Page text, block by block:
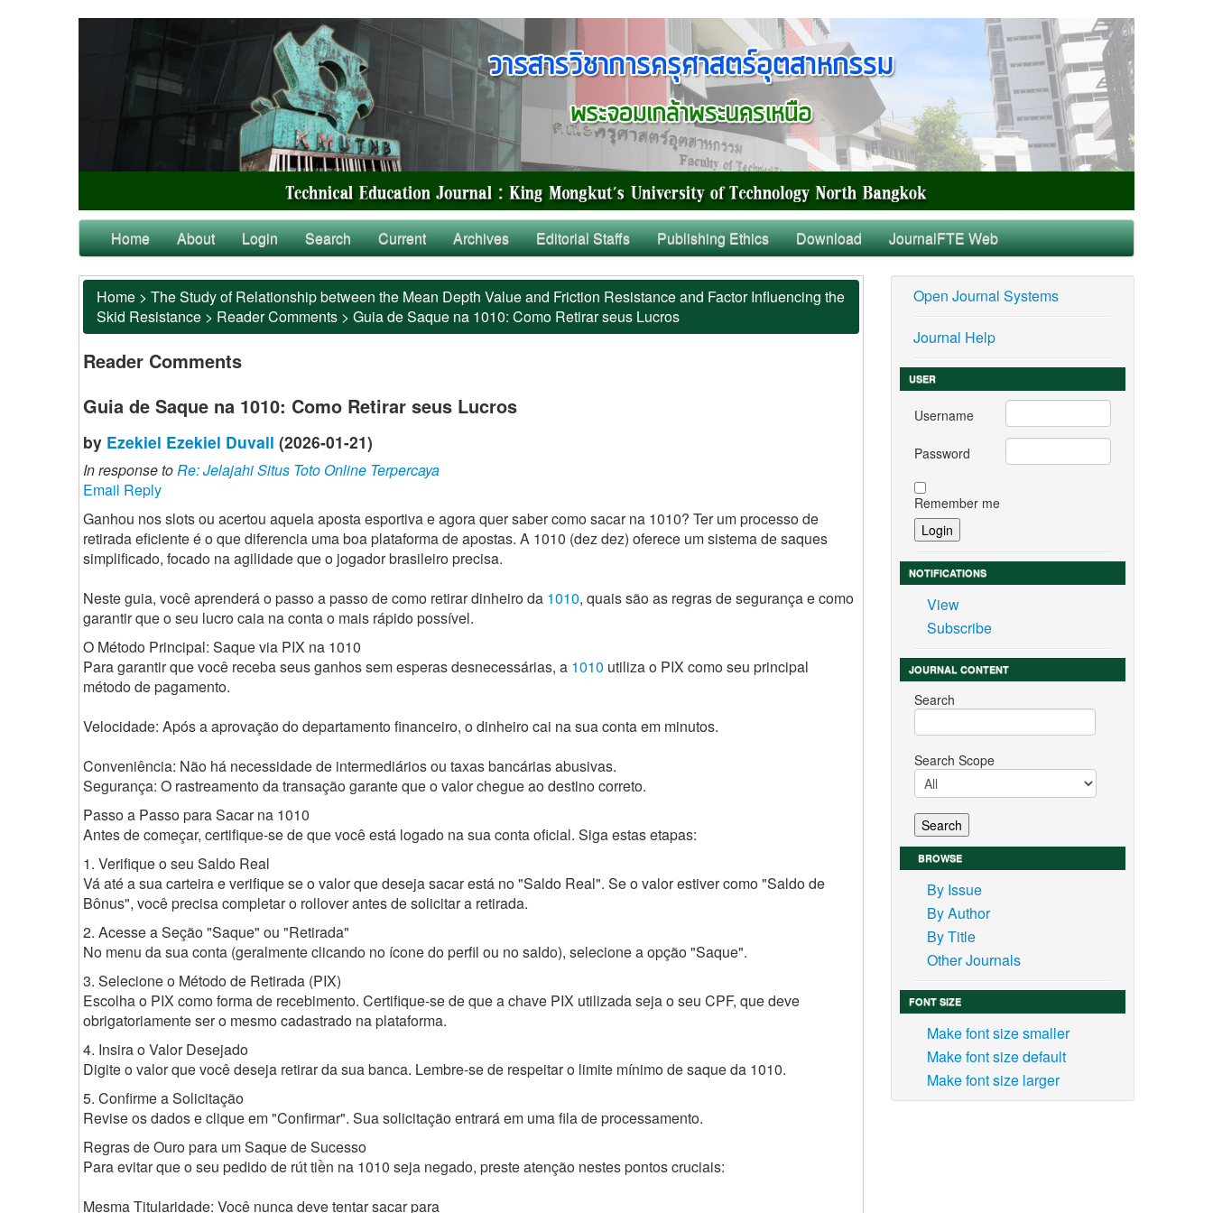
Home About Login Search Current Archives Editorial Staffs Publishing Ethics Download JournalFTE Web
Home > The Study of Relationship between the Mean Depth Value and Friction Resistance and Factor Influencing the
Skid Resistance > Reader Comments > Guia de Saque na 1010: Como Retirar seus Lucros
Reader Comments
Guia de Saque na 1010: Como Retirar seus Lucros
by Ezekiel Ezekiel Duvall (2026-01-21)
In response toRe: Jelajahi Situs Toto Online Terpercaya
Email Reply
Ganhou nos slots ou acertou aquela aposta esportiva e agora quer saber como sacar na 1010? Ter um processo de
retirada eficiente é o que diferencia uma boa plataforma de apostas. A 1010 (dez dez) oferece um sistema de saques
simplificado, focado na agilidade que o jogador brasileiro precisa.
Neste guia, você aprenderá o passo a passo de como retirar dinheiro da 1010, quais são as regras de segurança e como
garantir que o seu lucro caia na conta o mais rápido possível.
O Método Principal: Saque via PIX na 1010
Para garantir que você receba seus ganhos sem esperas desnecessárias, a 1010 utiliza o PIX como seu principal
método de pagamento.
Velocidade: Após a aprovação do departamento financeiro, o dinheiro cai na sua conta em minutos.
Conveniência: Não há necessidade de intermediários ou taxas bancárias abusivas.
Segurança: O rastreamento da transação garante que o valor chegue ao destino correto.
Passo a Passo para Sacar na 1010
Antes de começar, certifique-se de que você está logado na sua conta oficial. Siga estas etapas:
1. Verifique o seu Saldo Real
Vá até a sua carteira e verifique se o valor que deseja sacar está no "Saldo Real". Se o valor estiver como "Saldo de
Bônus", você precisa completar o rollover antes de solicitar a retirada.
2. Acesse a Seção "Saque" ou "Retirada"
No menu da sua conta (geralmente clicando no ícone do perfil ou no saldo), selecione a opção "Saque".
3. Selecione o Método de Retirada (PIX)
Escolha o PIX como forma de recebimento. Certifique-se de que a chave PIX utilizada seja o seu CPF, que deve
obrigatoriamente ser o mesmo cadastrado na plataforma.
4. Insira o Valor Desejado
Digite o valor que você deseja retirar da sua banca. Lembre-se de respeitar o limite mínimo de saque da 1010.
5. Confirme a Solicitação
Revise os dados e clique em "Confirmar". Sua solicitação entrará em uma fila de processamento.
Regras de Ouro para um Saque de Sucesso
Para evitar que o seu pedido de rút tiền na 1010 seja negado, preste atenção nestes pontos cruciais:
Mesma Titularidade: Você nunca deve tentar sacar para
Open Journal Systems
Journal Help
USER
Username
Password
Remember me
NOTIFICATIONS
View
Subscribe
JOURNAL CONTENT
Search
Search Scope
BROWSE
By Issue
By Author
By Title
Other Journals
FONT SIZE
Make font size smaller
Make font size default
Make font size larger